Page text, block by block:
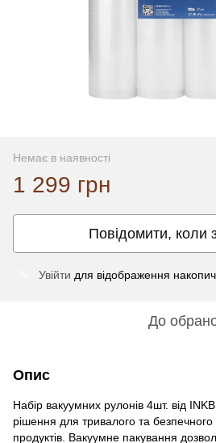
Немає в наявності
1 299 грн
Повідомити, коли
Увійти для відображення
До
Опис
Набір вакуумних рулонів 4шт. від
рішення для тривалого та
продуктів. Вакуумне пакування